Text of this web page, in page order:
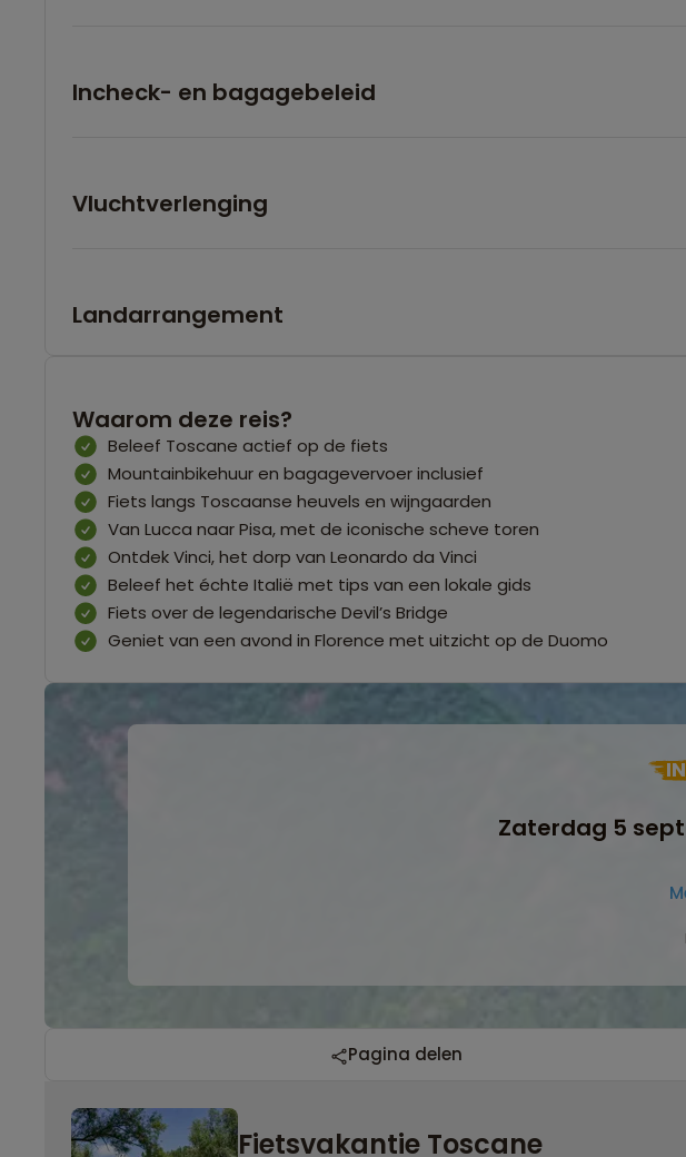
Incheck- en bagagebeleid
Vluchtverlenging
Landarrangement
Waarom deze reis?
Beleef Toscane actief op de fiets
Mountainbikehuur en bagagevervoer inclusief
Fiets langs Toscaanse heuvels en wijngaarden
Van Lucca naar Pisa, met de iconische scheve toren
Ontdek Vinci, het dorp van Leonardo da Vinci
Beleef het échte Italië met tips van een lokale gids
Fiets over de legendarische Devil’s Bridge
Geniet van een avond in Florence met uitzicht op de Duomo
Zaterdag 5
Pagina delen
Fietsvakantie Toscane